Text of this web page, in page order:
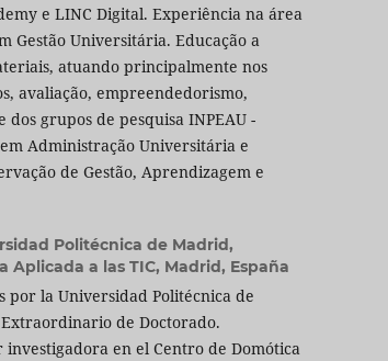
e LINC Digital. Experiência na área
Gestão Universitária. Educação a
atuando principalmente nos
avaliação, empreendedorismo,
grupos de pesquisa INPEAU -
Administração Universitária e
de Gestão, Aprendizagem e
Politécnica de Madrid,
a las TIC, Madrid, España
por la Universidad Politécnica de
de Doctorado.
en el Centro de Domótica